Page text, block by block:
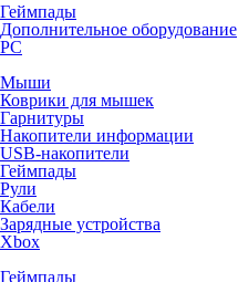
Геймпады
Дополнительное оборудование
PC
Мыши
Коврики для мышек
Гарнитуры
Накопители информации
USB-накопители
Геймпады
Рули
Кабели
Зарядные устройства
Xbox
Геймпады